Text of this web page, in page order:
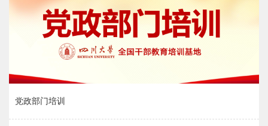
党政部门培训